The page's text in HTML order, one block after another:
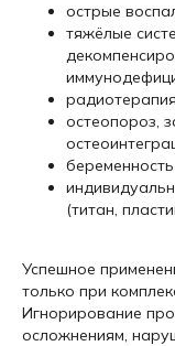
острые
тяжёлые
остеопороз,
(титан,
Успешное
только при
Игнорирование
осложнениям,